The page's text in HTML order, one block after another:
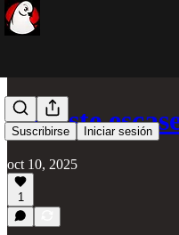
Suscribirse Iniciar sesión
Persiste
oct 10, 2025
1